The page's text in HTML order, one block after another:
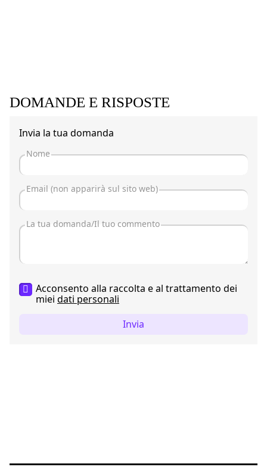
DOMANDE E RISPOSTE
Invia la tua domanda
Acconsento alla raccolta e al trattamento dei
miei dati personali
Invia